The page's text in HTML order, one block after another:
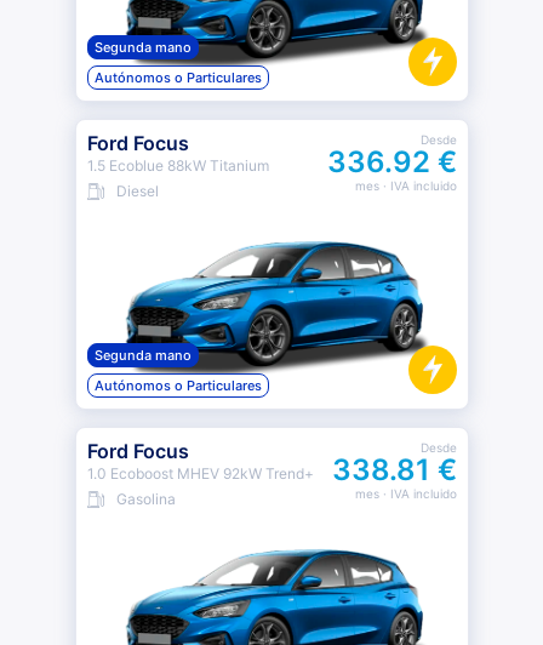
Segunda mano
Autónomos o Particulares
Ford Focus
1.5 Ecoblue 88kW Titanium
Diesel
Desde
336.92 €
mes· IVA incluido
Segunda mano
Autónomos o Particulares
Ford Focus
1.0 Ecoboost MHEV 92kW Trend+
Gasolina
Desde
338.81 €
mes· IVA incluido